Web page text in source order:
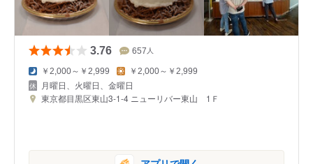
3.76 657 人
￥2,000～￥2,999 ￥2,000～￥2,999
月曜日、火曜日、金曜日
東京都目黒区東山3-1-4 ニューリバー東山 1Ｆ